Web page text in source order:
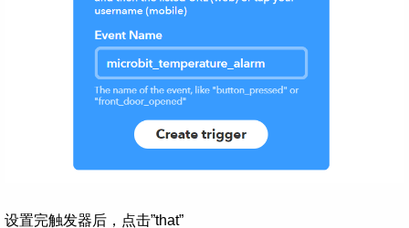
设置完触发器后，点击”that”